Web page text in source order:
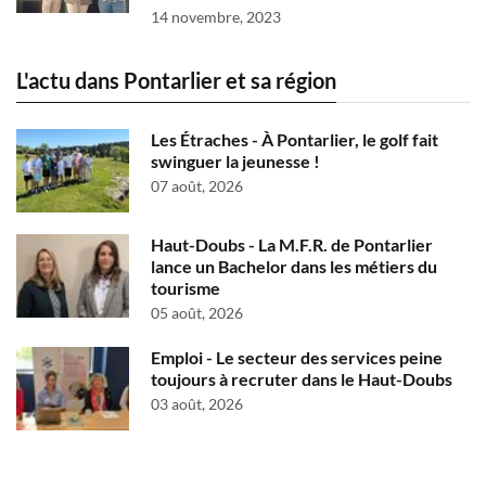
14 novembre, 2023
L'actu dans Pontarlier et sa région
Les Étraches - À Pontarlier, le golf fait
swinguer la jeunesse !
07 août, 2026
Haut-Doubs - La M.F.R. de Pontarlier
lance un Bachelor dans les métiers du
tourisme
05 août, 2026
Emploi - Le secteur des services peine
toujours à recruter dans le Haut-Doubs
03 août, 2026